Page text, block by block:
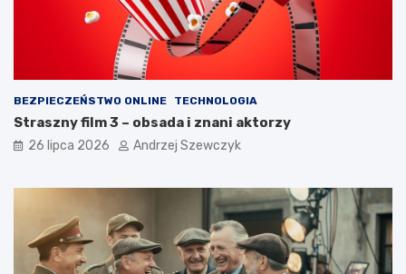
BEZPIECZEŃSTWO ONLINE TECHNOLOGIA
Straszny film 3 – obsada i znani aktorzy
26 lipca 2026 Andrzej Szewczyk